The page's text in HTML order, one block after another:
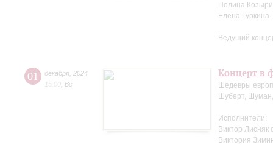
Полина
Елена Гуркина
Ведущий
01 декабря 2024
15:00 Вс
Концерт в
Шедевры
Шуберт,
Исполнители:
Виктор Лисняк
Виктория